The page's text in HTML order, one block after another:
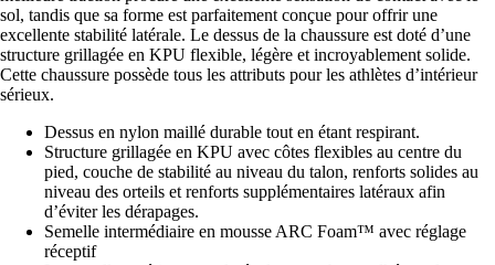
sol, tandis que sa forme est parfaitement conçue pour offrir une
excellente stabilité latérale. Le dessus de la chaussure est doté d’une
structure grillagée en KPU flexible, légère et incroyablement solide.
Cette chaussure possède tous les attributs pour les athlètes d’intérieur
sérieux.
Dessus en nylon maillé durable tout en étant respirant.
Structure grillagée en KPU avec côtes flexibles au centre du
pied, couche de stabilité au niveau du talon, renforts solides au
niveau des orteils et renforts supplémentaires latéraux afin
d’éviter les dérapages.
Semelle intermédiaire en mousse ARC Foam™ avec réglage
réceptif